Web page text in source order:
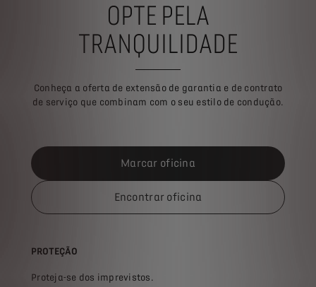
OPTE PELA
TRANQUILIDADE
Conheça a oferta de extensão de garantia e de contrato
de serviço que combinam com o seu estilo de condução.
Marcar oficina
Encontrar oficina
PROTEÇÃO
Proteja-se dos imprevistos.